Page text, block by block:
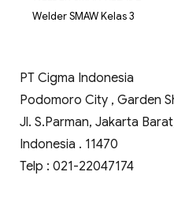
Welder SMAW Kelas 3
PT Cigma Indonesia
Podomoro City , Garden
Jl. S.Parman, Jakarta
Indonesia . 11470
Telp : 021-22047174